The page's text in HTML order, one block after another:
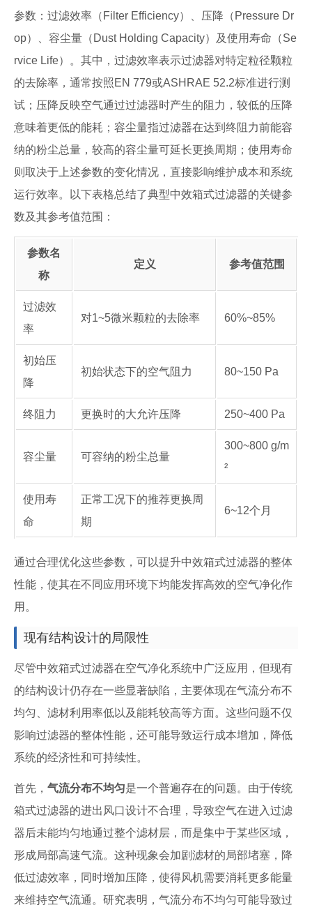
参数：过滤效率（Filter Efficiency）、压降（Pressure Dr
op）、容尘量（Dust Holding Capacity）及使用寿命（Se
rvice Life）。其中，过滤效率表示过滤器对特定粒径颗粒
的去除率，通常按照EN 779或ASHRAE 52.2标准进行测
试；压降反映空气通过过滤器时产生的阻力，较低的压降
意味着更低的能耗；容尘量指过滤器在达到终阻力前能容
纳的粉尘总量，较高的容尘量可延长更换周期；使用寿命
则取决于上述参数的变化情况，直接影响维护成本和系统
运行效率。以下表格总结了典型中效箱式过滤器的关键参
数及其参考值范围：
参数名
称
定义 参考值范围
过滤效
率
对1~5微米颗粒的去除率 60%~85%
初始压
降
初始状态下的空气阻力 80~150 Pa
终阻力 更换时的大允许压降 250~400 Pa
容尘量 可容纳的粉尘总量
300~800 g/m
²
使用寿
命
正常工况下的推荐更换周
期
6~12个月
通过合理优化这些参数，可以提升中效箱式过滤器的整体
性能，使其在不同应用环境下均能发挥高效的空气净化作
用。
现有结构设计的局限性
尽管中效箱式过滤器在空气净化系统中广泛应用，但现有
的结构设计仍存在一些显著缺陷，主要体现在气流分布不
均匀、滤材利用率低以及能耗较高等方面。这些问题不仅
影响过滤器的整体性能，还可能导致运行成本增加，降低
系统的经济性和可持续性。
首先， 气流分布不均匀是一个普遍存在的问题。由于传统
箱式过滤器的进出风口设计不合理，导致空气在进入过滤
器后未能均匀地通过整个滤材层，而是集中于某些区域，
形成局部高速气流。这种现象会加剧滤材的局部堵塞，降
低过滤效率，同时增加压降，使得风机需要消耗更多能量
来维持空气流通。研究表明，气流分布不均匀可能导致过